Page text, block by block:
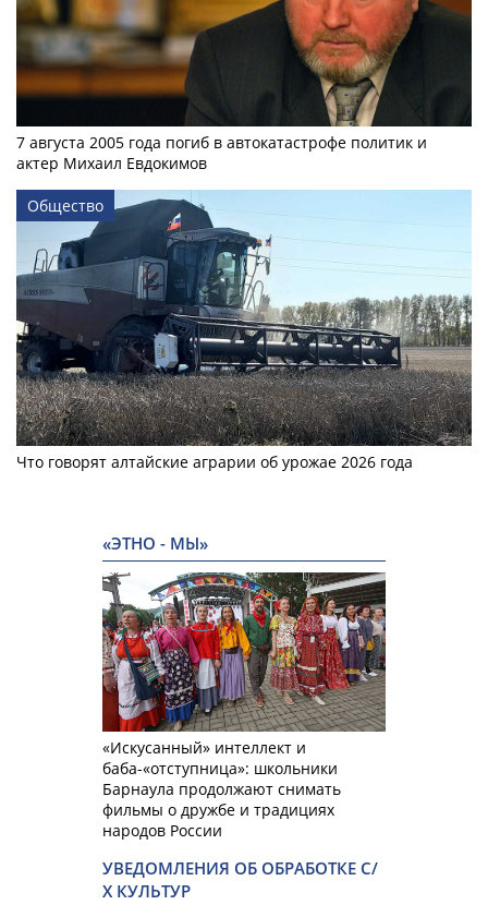
7 августа 2005 года погиб в автокатастрофе политик и
актер Михаил Евдокимов
Общество
Что говорят алтайские аграрии об урожае 2026 года
«ЭТНО - МЫ»
«Искусанный» интеллект и
баба-«отступница»: школьники
Барнаула продолжают снимать
фильмы о дружбе и традициях
народов России
УВЕДОМЛЕНИЯ ОБ ОБРАБОТКЕ С/
Х КУЛЬТУР